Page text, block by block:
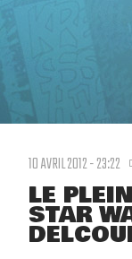
10 AVRIL 2012 - 23:22
LE
STAR